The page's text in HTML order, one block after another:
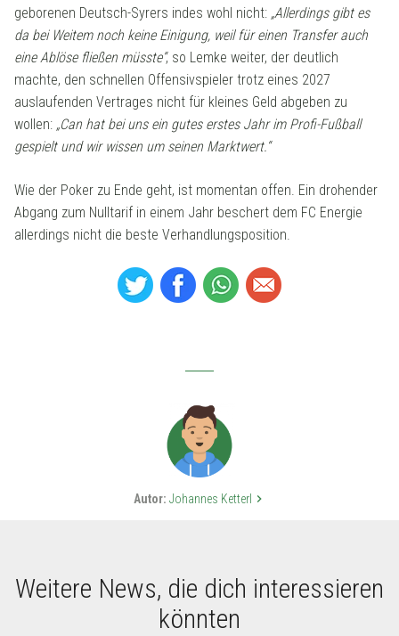
geborenen Deutsch-Syrers indes wohl nicht: „Allerdings gibt es
da bei Weitem noch keine Einigung, weil für einen Transfer auch
eine Ablöse fließen müsste“, so Lemke weiter, der deutlich
machte, den schnellen Offensivspieler trotz eines 2027
auslaufenden Vertrages nicht für kleines Geld abgeben zu
wollen: „Can hat bei uns ein gutes erstes Jahr im Profi-Fußball
gespielt und wir wissen um seinen Marktwert.“
Wie der Poker zu Ende geht, ist momentan offen. Ein drohender
Abgang zum Nulltarif in einem Jahr beschert dem FC Energie
allerdings nicht die beste Verhandlungsposition.
Autor: Johannes Ketterl keyboard_arrow_right
Weitere News, die dich interessieren
könnten